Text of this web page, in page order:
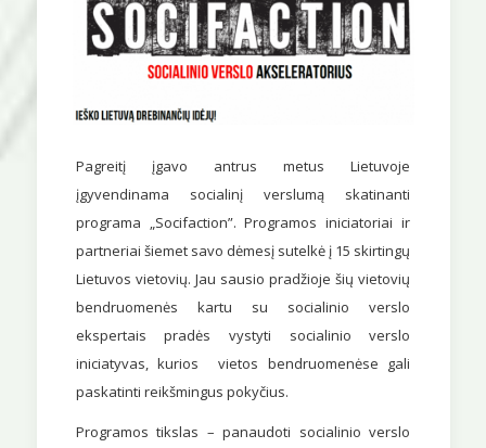
Pagreitį įgavo antrus metus Lietuvoje
įgyvendinama socialinį verslumą skatinanti
programa „Socifaction”. Programos iniciatoriai ir
partneriai šiemet savo dėmesį sutelkė į 15 skirtingų
Lietuvos vietovių. Jau sausio pradžioje šių vietovių
bendruomenės kartu su socialinio verslo
ekspertais pradės vystyti socialinio verslo
iniciatyvas, kurios vietos bendruomenėse gali
paskatinti reikšmingus pokyčius.
Programos tikslas – panaudoti socialinio verslo